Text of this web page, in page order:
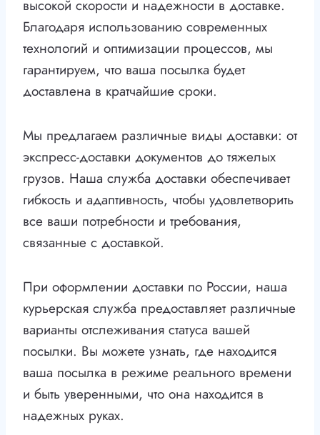
высокой скорости и надежности в доставке.
Благодаря использованию современных
технологий и оптимизации процессов, мы
гарантируем, что ваша посылка будет
доставлена в кратчайшие сроки.
Мы предлагаем различные виды доставки: от
экспресс-доставки документов до тяжелых
грузов. Наша служба доставки обеспечивает
гибкость и адаптивность, чтобы удовлетворить
все ваши потребности и требования,
связанные с доставкой.
При оформлении доставки по России, наша
курьерская служба предоставляет различные
варианты отслеживания статуса вашей
посылки. Вы можете узнать, где находится
ваша посылка в режиме реального времени
и быть уверенными, что она находится в
надежных руках.